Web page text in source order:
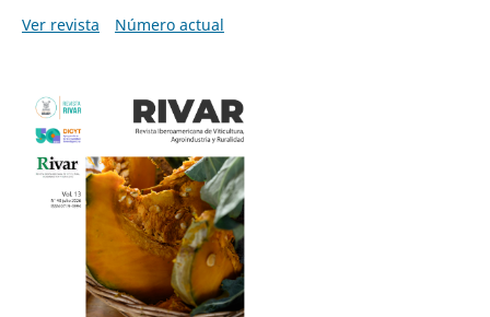
Ver revista
Número actual